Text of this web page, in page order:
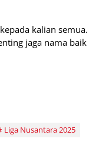
kalian semua.
jaga nama baik
Liga Nusantara 2025